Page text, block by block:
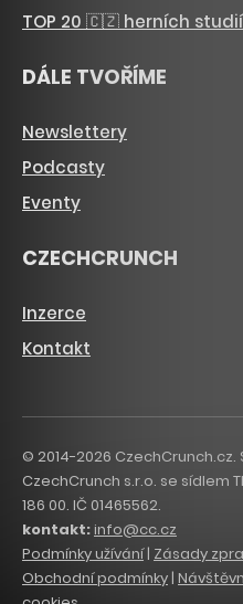
TOP 20 🇨🇿 herních studií
DÁLE TVOŘÍME
Newslettery
Podcasty
Eventy
CZECHCRUNCH
Inzerce
Kontakt
© 2014-2026
CzechCrunch s.r.o. se sídlem
186 00. IČ 01465562.
kontakt:info@cc.cz
Podmínky užívání| Zásady
Obchodní podmínky |